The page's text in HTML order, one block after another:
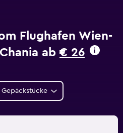
Flughafen Wien-
ab € 26